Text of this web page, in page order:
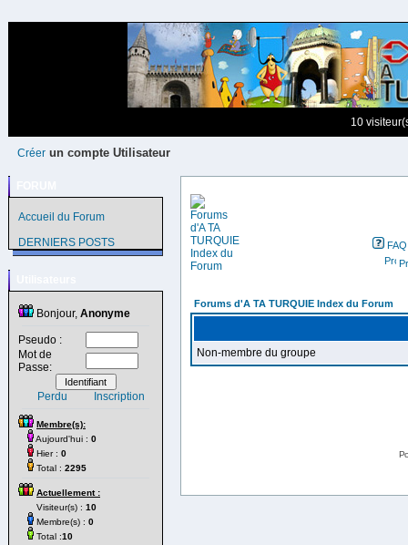
10
Créer un compte Utilisateur
Accueil du Forum
DERNIERS POSTS
Bonjour, Anonyme
Pseudo :
Mot de
Passe:
Perdu Inscription
Membre(s):
Aujourd'hui : 0
Hier : 0
Total : 2295
Actuellement :
Visiteur(s) : 10
Membre(s) : 0
Total :10
FAQ
Forums d'A TA TURQUIE Index du Forum
Non-membre du groupe